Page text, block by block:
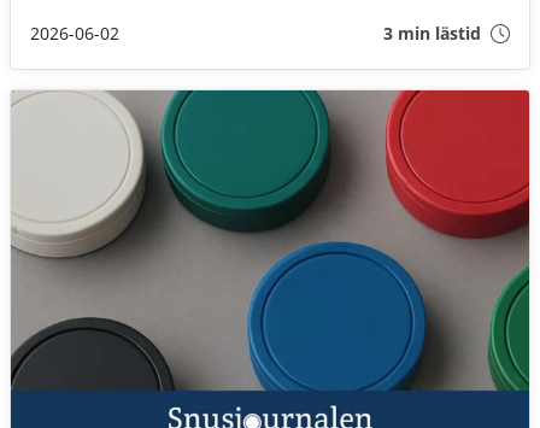
om framtiden för vitt snus? Ta del av hela rapporten här.
2026-06-02 3 min lästid